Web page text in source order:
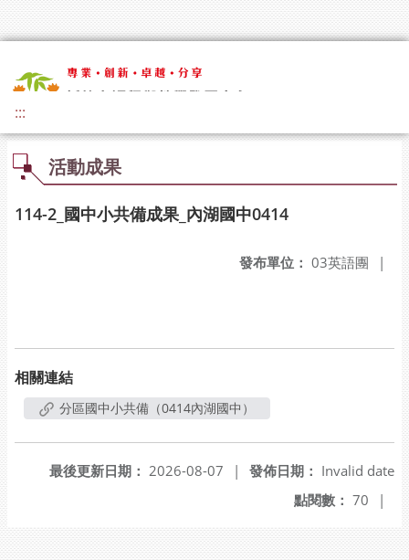
:::
活動成果
114-2_國中小共備成果_內湖國中0414
發布單位： 03英語團 |
相關連結
分區國中小共備（0414內湖國中）
發佈日期： Invalid date
最後更新日期： 2026-08-07
|
點閱數： 70 |